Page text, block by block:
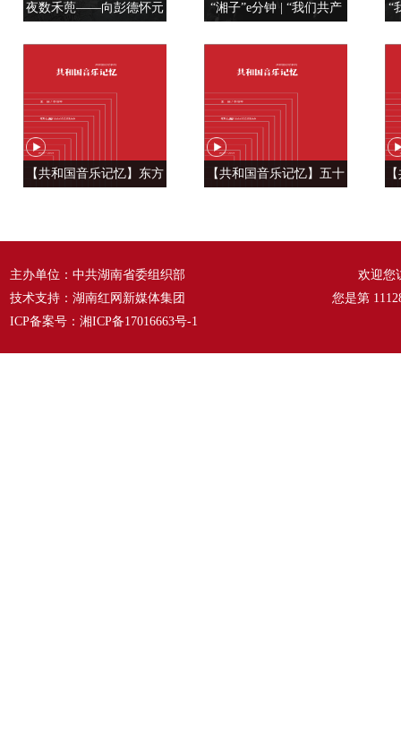
夜数禾蔸——向彭德怀元
“湘子”e分钟 | “我们共产
“
【共和国音乐记忆】东方
【共和国音乐记忆】五十
主办单位：中共湖南省委组织部
技术支持：湖南红网新媒体集团
ICP备案号： 湘ICP备17016663号-1
欢迎您
您是第